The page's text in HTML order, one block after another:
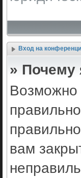
Вход на
» Почему
Возможно
вам